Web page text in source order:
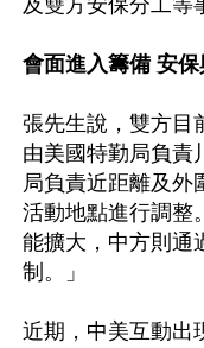
及雙方安保分工等
會面進入籌備 安
張先生說，雙方目
由美國特勤局負責
局負責近距離及外
活動地點進行調整
能擴大，中方則通
制。」
近期，中美互動出